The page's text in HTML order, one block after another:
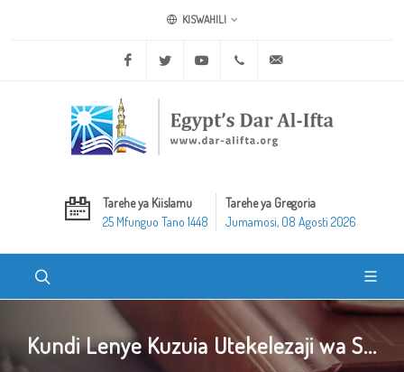
KISWAHILI
Facebook Twitter Youtube +20 2 25970400
Tarehe ya Kiislamu
25 Mfunguo Tano 1448
Tarehe ya Gregoria
Jumamosi, 08 Agosti 2026
Kundi Lenye Kuzuia Utekelezaji wa S...